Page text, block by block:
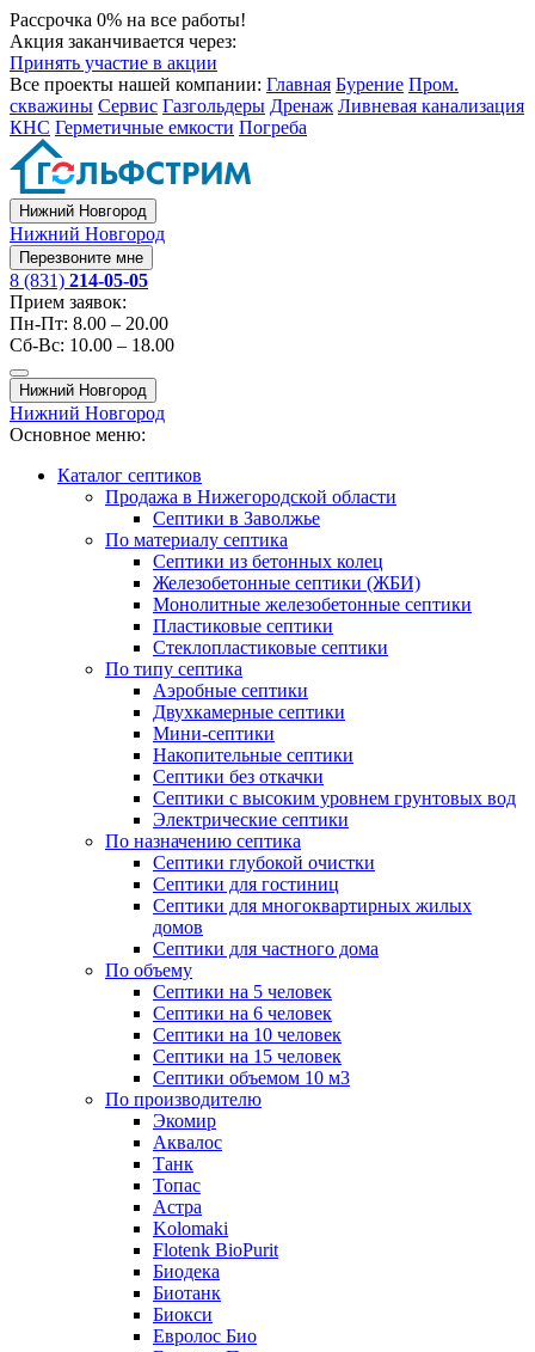
Рассрочка 0% на все работы!
Акция заканчивается через:
Принять участие в акции
Все проекты нашей компании: Главная Бурение Пром.
скважины Сервис Газгольдеры Дренаж Ливневая канализация
КНС Герметичные емкости Погреба
Нижний Новгород
Нижний Новгород
Перезвоните мне
8 (831) 214-05-05
Прием заявок:
Пн-Пт: 8.00 – 20.00
Сб-Вс: 10.00 – 18.00
Нижний Новгород
Нижний Новгород
Основное меню:
Каталог септиков
Продажа в Нижегородской области
Септики в Заволжье
По материалу септика
Септики из бетонных колец
Железобетонные септики (ЖБИ)
Монолитные железобетонные септики
Пластиковые септики
Стеклопластиковые септики
По типу септика
Аэробные септики
Двухкамерные септики
Мини-септики
Накопительные септики
Септики без откачки
Септики с высоким уровнем грунтовых вод
Электрические септики
По назначению септика
Септики глубокой очистки
Септики для гостиниц
Септики для многоквартирных жилых
домов
Септики для частного дома
По объему
Септики на 5 человек
Септики на 6 человек
Септики на 10 человек
Септики на 15 человек
Септики объемом 10 м3
По производителю
Экомир
Аквалос
Танк
Топас
Астра
Kolomaki
Flotenk BioPurit
Биодека
Биотанк
Биокси
Евролос Био